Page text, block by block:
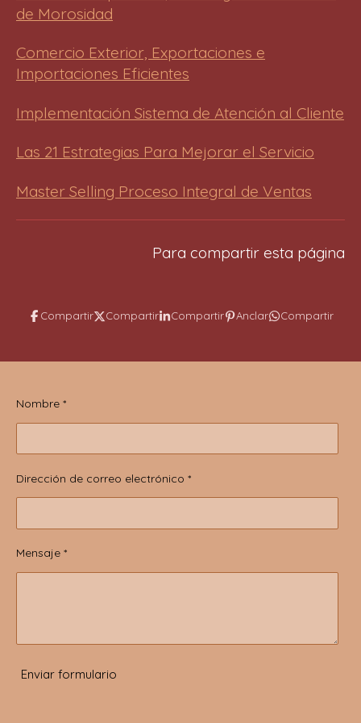
e
de Morosidad
Comercio Exterior, Exportaciones e
Importaciones Eficientes
Implementación Sistema de Atención al Cliente
Las 21 Estrategias Para Mejorar el Servicio
Master Selling Proceso Integral de Ventas
Para compartir esta página
Compartir Compartir Compartir Anclar Compartir
Nombre *
Dirección de correo electrónico *
Mensaje *
Enviar formulario